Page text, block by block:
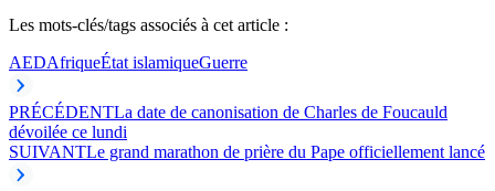
Les mots-clés/tags associés à cet article :
AEDAfriqueÉtat islamiqueGuerre
PRÉCÉDENTLa date de canonisation de Charles de Foucauld
dévoilée ce lundi
SUIVANTLe grand marathon de prière du Pape officiellement lancé